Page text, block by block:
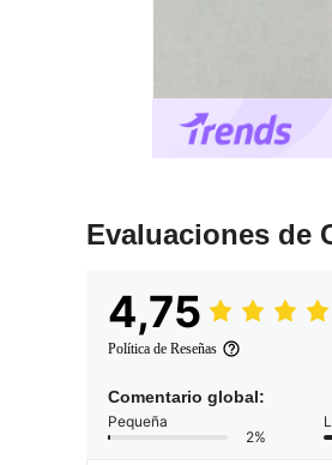
Evaluaciones de
4,75
Política de Reseñas
Comentario global:
Pequeña
2%